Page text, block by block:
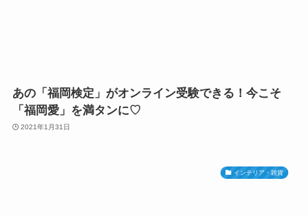
あの「福岡検定」がオンライン受験できる！今こそ
「福岡愛」を満タンに♡
2021年1月31日
インテリア・雑貨